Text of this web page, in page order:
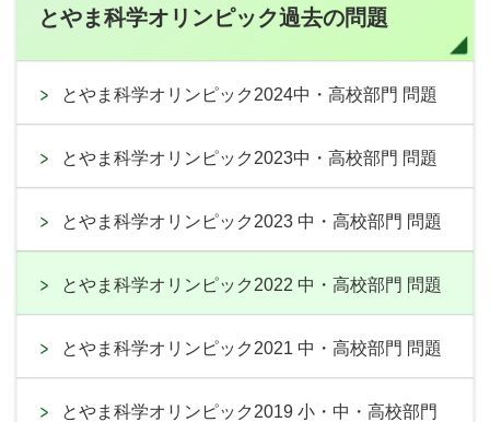
とやま科学オリンピック過去の問題
とやま科学オリンピック2024中・高校部門 問題
とやま科学オリンピック2023中・高校部門 問題
とやま科学オリンピック2023 中・高校部門 問題
とやま科学オリンピック2022 中・高校部門 問題
とやま科学オリンピック2021 中・高校部門 問題
とやま科学オリンピック2019 小・中・高校部門